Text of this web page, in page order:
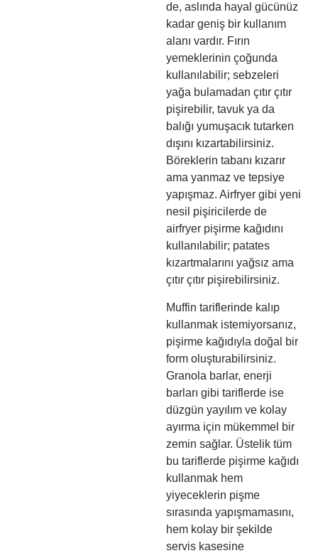
de, aslında hayal gücünüz
kadar geniş bir kullanım
alanı vardır. Fırın
yemeklerinin çoğunda
kullanılabilir; sebzeleri
yağa bulamadan çıtır çıtır
pişirebilir, tavuk ya da
balığı yumuşacık tutarken
dışını kızartabilirsiniz.
Böreklerin tabanı kızarır
ama yanmaz ve tepsiye
yapışmaz. Airfryer gibi yeni
nesil pişiricilerde de
airfryer pişirme kağıdını
kullanılabilir; patates
kızartmalarını yağsız ama
çıtır çıtır pişirebilirsiniz.
Muffin tariflerinde kalıp
kullanmak istemiyorsanız,
pişirme kağıdıyla doğal bir
form oluşturabilirsiniz.
Granola barlar, enerji
barları gibi tariflerde ise
düzgün yayılım ve kolay
ayırma için mükemmel bir
zemin sağlar. Üstelik tüm
bu tariflerde pişirme kağıdı
kullanmak hem
yiyeceklerin pişme
sırasında yapışmamasını,
hem kolay bir şekilde
servis kasesine